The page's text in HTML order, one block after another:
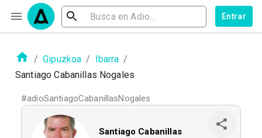
Entrar
/ Gipuzkoa / Ibarra /
Santiago Cabanillas Nogales
#adioSantiagoCabanillasNogales
Santiago Cabanillas